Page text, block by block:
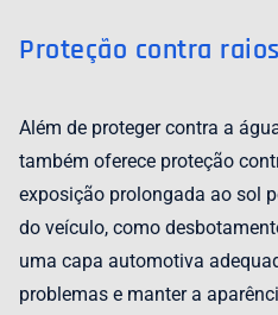
Proteção contra
Além de proteger contra a
também oferece proteção
exposição prolongada ao sol
do veículo, como
uma capa automotiva
problemas e manter a